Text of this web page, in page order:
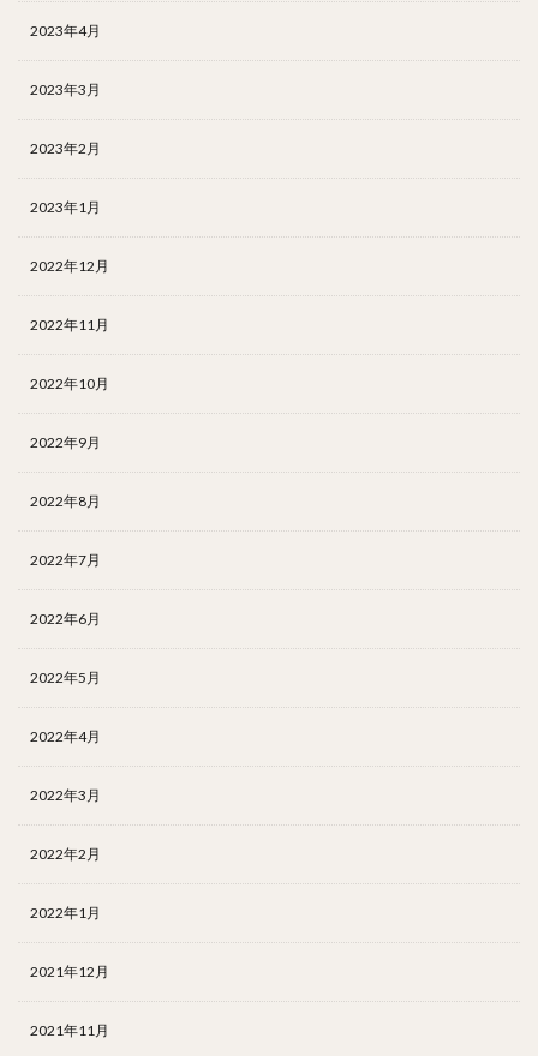
2023年4月
2023年3月
2023年2月
2023年1月
2022年12月
2022年11月
2022年10月
2022年9月
2022年8月
2022年7月
2022年6月
2022年5月
2022年4月
2022年3月
2022年2月
2022年1月
2021年12月
2021年11月